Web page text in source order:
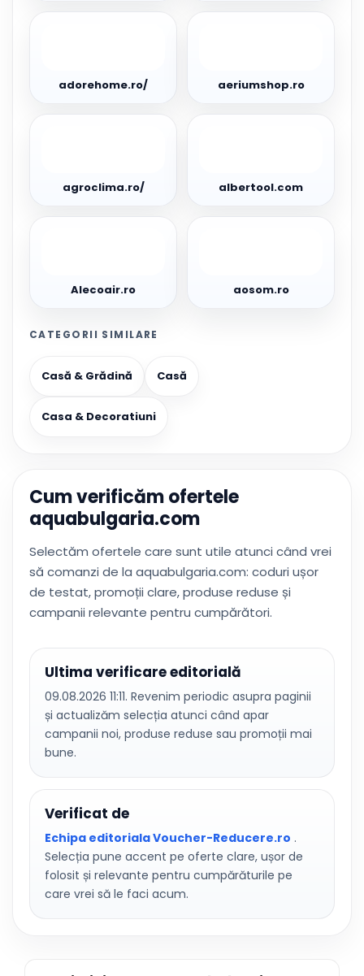
adorehome.ro/ aeriumshop.ro
agroclima.ro/ albertool.com
Alecoair.ro aosom.ro
CATEGORII SIMILARE
Casă & Grădină Casă
Casa & Decoratiuni
Cum verificăm ofertele
aquabulgaria.com
Selectăm ofertele care sunt utile atunci când vrei
să comanzi de la aquabulgaria.com: coduri ușor
de testat, promoții clare, produse reduse și
campanii relevante pentru cumpărători.
Ultima verificare editorială
09.08.2026 11:11. Revenim periodic asupra paginii
și actualizăm selecția atunci când apar
campanii noi, produse reduse sau promoții mai
bune.
Verificat de
Echipa editoriala Voucher-Reducere.ro .
Selecția pune accent pe oferte clare, ușor de
folosit și relevante pentru cumpărăturile pe
care vrei să le faci acum.